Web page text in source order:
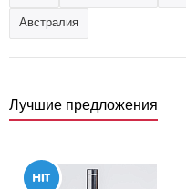
Австралия
Лучшие предложения